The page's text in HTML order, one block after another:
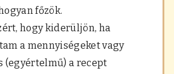
főzök.
hogy kiderüljön, ha
a mennyiségeket vagy
(egyértelmű) a recept